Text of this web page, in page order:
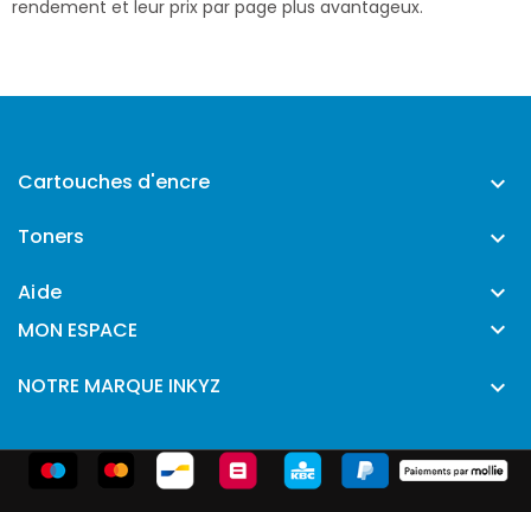
rendement et leur prix par page plus avantageux.
Cartouches d'encre 
Toners 
Aide 
MON ESPACE 
NOTRE MARQUE INKYZ 